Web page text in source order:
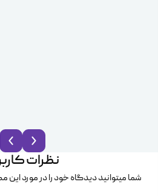
نظرات
شما میتوانید دیدگاه خود را در مورد این